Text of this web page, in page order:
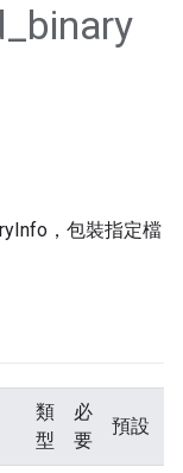
_binary
，包裝指定檔
類
型
必
要
預設